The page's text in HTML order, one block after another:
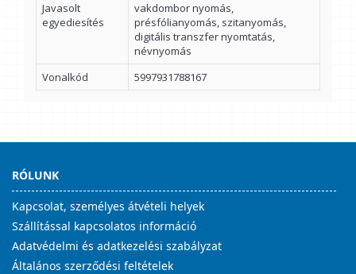
Javasolt
egyediesítés
vakdombor nyomás,
présfólianyomás, szitanyomás,
digitális transzfer nyomtatás,
névnyomás
Vonalkód
5997931788167
RÓLUNK
Kapcsolat, személyes átvételi helyek
Szállítással kapcsolatos információ
Adatvédelmi és adatkezelési szabályzat
Általános szerződési feltételek